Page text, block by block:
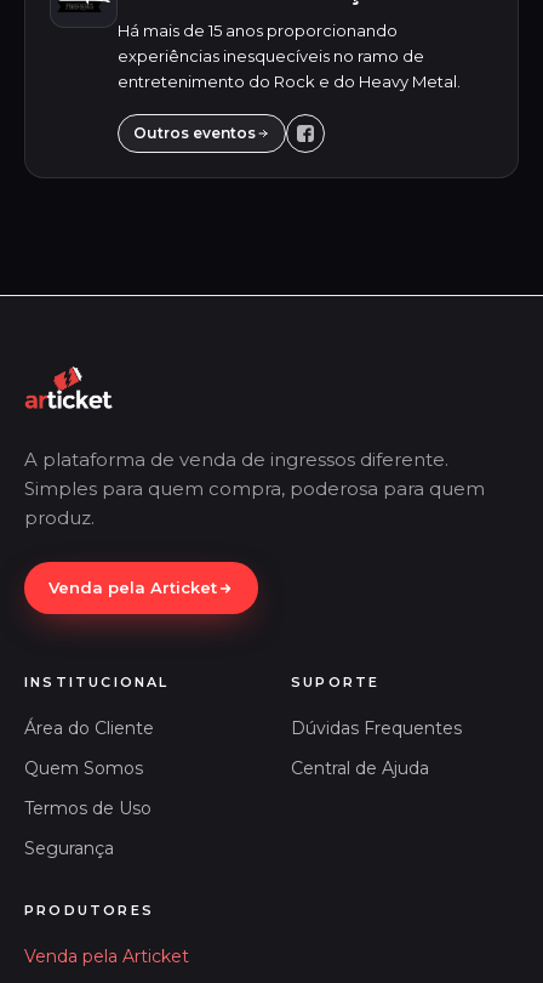
Há mais de 15 anos proporcionando
experiências inesquecíveis no ramo de
entretenimento do Rock e do Heavy Metal.
Outros eventos
A plataforma de venda de ingressos diferente.
Simples para quem compra, poderosa para quem
produz.
Venda pela Articket
INSTITUCIONAL
Área do Cliente
Quem Somos
Termos de Uso
Segurança
SUPORTE
Dúvidas Frequentes
Central de Ajuda
PRODUTORES
Venda pela Articket